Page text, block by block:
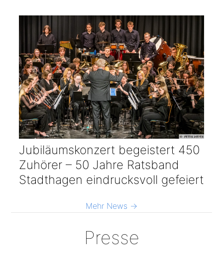
Jubiläumskonzert begeistert 450
Zuhörer – 50 Jahre Ratsband
Stadthagen eindrucksvoll gefeiert
Mehr News →
Presse